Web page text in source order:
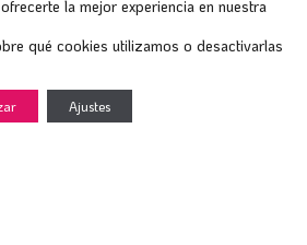
la mejor experiencia en nuestra
qué cookies utilizamos o desactivarlas
Ajustes